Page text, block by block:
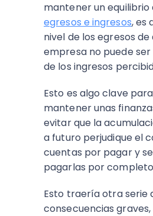
mantener un equilibrio
egresos e ingresos, es
nivel de los egresos
empresa no puede
de los ingresos
Esto es algo clave
mantener unas
evitar que la
a futuro perjudique el
cuentas por pagar y
pagarlas por
Esto traería otra serie
consecuencias